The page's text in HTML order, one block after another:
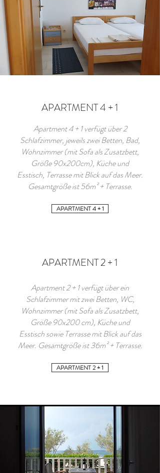
APARTMENT 4 + 1
Apartment 4 + 1 verfügt über 2
Schlafzimmer, jeweils zwei Betten, Bad,
Wohnzimmer (mit Sofa als Zusatzbett,
Größe 90x200cm), Küche und
Esstisch, Terrasse mit Blick auf das Meer.
Gesamtgröße ist 56m² + Terrasse.
APARTMENT 4 + 1
APARTMENT 2 + 1
Apartment 2 + 1 verfügt über ein
Schlafzimmer mit zwei Betten, WC,
Wohnzimmer (mit Sofa als Zusatzbett,
Größe 90x200 cm), Küche und
Esstisch sowie Terrasse mit Blick auf das
Meer. Gesamtgröße ist 36m² + Terrasse.
APARTMENT 2 + 1